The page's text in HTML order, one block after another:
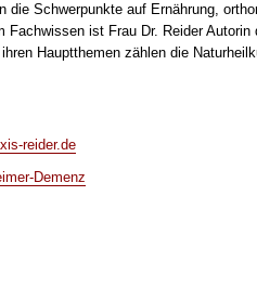
die Schwerpunkte auf Ernährung,
Fachwissen ist Frau Dr. Reider Autorin
Hauptthemen zählen die
reider.de
Demenz